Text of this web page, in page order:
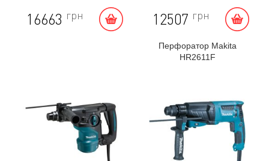
16663 грн 12507 грн
Перфоратор Makita
HR2611F